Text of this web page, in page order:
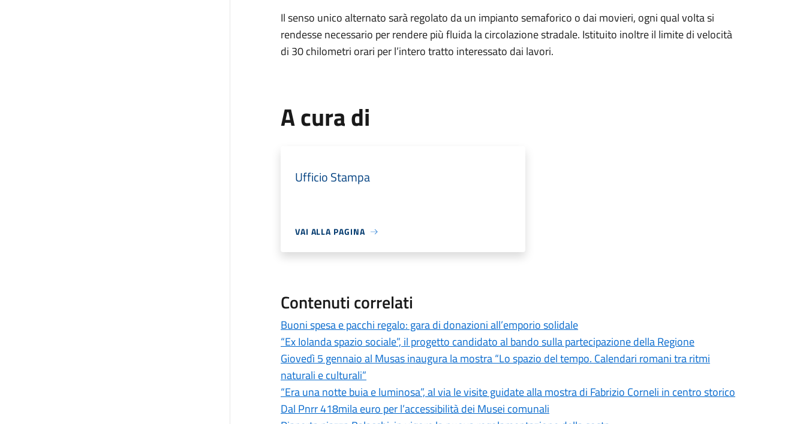
Il senso unico alternato sarà regolato da un impianto semaforico o dai movieri, ogni qual volta si
rendesse necessario per rendere più fluida la circolazione stradale. Istituito inoltre il limite di velocità
di 30 chilometri orari per l’intero tratto interessato dai lavori.
A cura di
Ufficio Stampa
VAI ALLA PAGINA
Contenuti correlati
Buoni spesa e pacchi regalo: gara di donazioni all’emporio solidale
“Ex Iolanda spazio sociale”, il progetto candidato al bando sulla partecipazione della Regione
Giovedì 5 gennaio al Musas inaugura la mostra “Lo spazio del tempo. Calendari romani tra ritmi
naturali e culturali”
“Era una notte buia e luminosa”, al via le visite guidate alla mostra di Fabrizio Corneli in centro storico
Dal Pnrr 418mila euro per l’accessibilità dei Musei comunali